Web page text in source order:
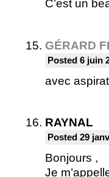
C’est un
GÉRARD
Posted 6 juin
avec
RAYNAL
Posted 29
Bonjours ,
Je